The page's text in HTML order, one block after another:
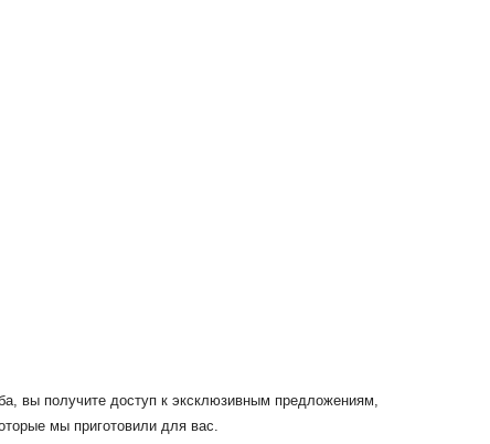
вы получите доступ к эксклюзивным предложениям,
мы приготовили для вас.